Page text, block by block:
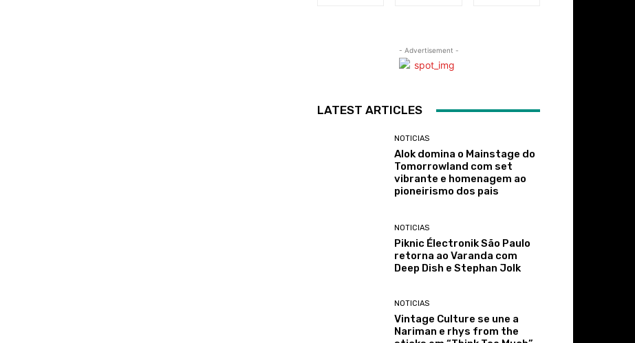
- Advertisement -
LATEST ARTICLES
NOTICIAS
Alok domina o Mainstage do
Tomorrowland com set
vibrante e homenagem ao
pioneirismo dos pais
NOTICIAS
Piknic Électronik São Paulo
retorna ao Varanda com
Deep Dish e Stephan Jolk
NOTICIAS
Vintage Culture se une a
Nariman e rhys from the